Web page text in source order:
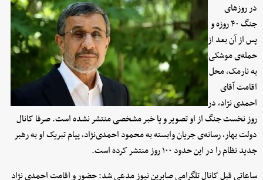
در روزهای
جنگ ۴۰ روزه و
پس از آن بعد از
حمله‌ی موشکی
به نارمک، محل
اقامت آقای
احمدی نژاد، در
روز نخست جنگ از او تصویر و یا خبر مشخصی منتشر نشده است. صرفا کانال
دولت بهار، رسانه‌ی جریان وابسته به محمود احمدی‌نژاد، پیام تبریک او به رهبر
جدید نظام را در این حدود ۱۰۰ روز منتشر کرده است.
ساعاتی قبل کانال تلگرامی صابرین نیوز مدعی شد: حضور و اقامت احمدی نژاد